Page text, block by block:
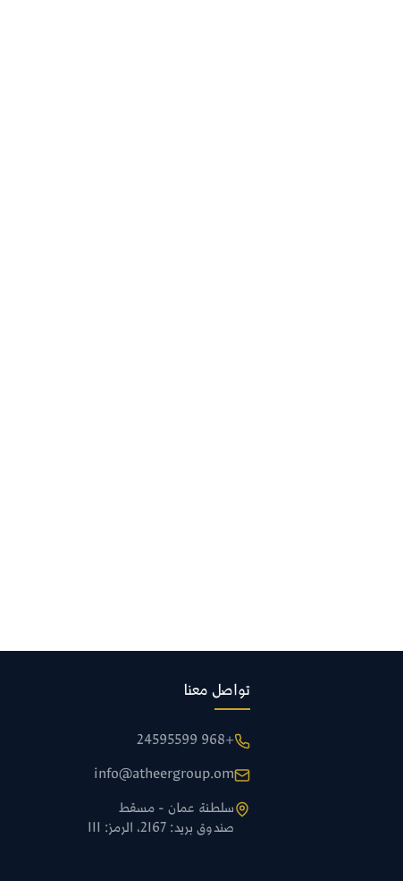
تواصل معنا
+968 24595599
info@atheergroup.om
سلطنة عمان - مسقط
صندوق بريد: 2167، الرمز: 111